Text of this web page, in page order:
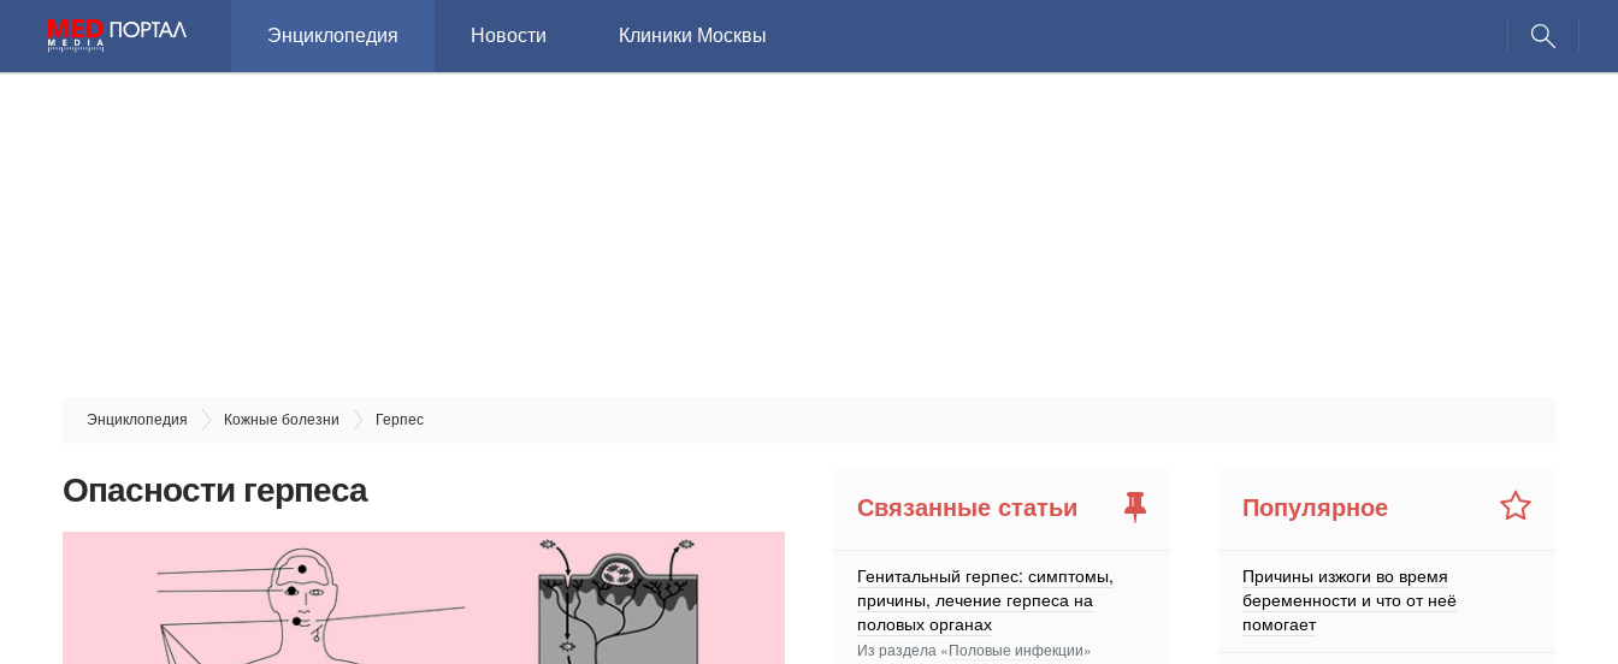
Энциклопедия Новости Клиники Москвы
Энциклопедия Кожные болезни Герпес
Опасности герпеса Связанные статьи
Генитальный герпес: симптомы,
причины, лечение герпеса на
половых органах
Из раздела «Половые инфекции»
Популярное
Причины изжоги во время
беременности и что от неё
помогает